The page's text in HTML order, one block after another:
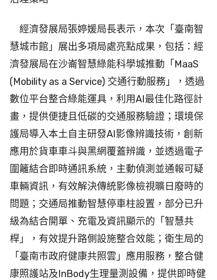
經濟發展局張婷媛局長表示，本次「臺南智
慧城市館」展出多項局處亮點成果，包括：經
濟發展局在沙崙智慧綠能科學城推動「MaaS
(Mobility as a Service) 交通行動服務」，透過
數位平台整合綠能運具，利用AI最佳化路徑計
畫，提供便捷且低碳的交通服務驗證；環境保
護局導入本土自主研發AI影像辨識技術，創新
應用於貨車車斗與黑網覆蓋辨識，並透過電子
圍籬結合即時通訊系統，主動偵測並通報可疑
車輛資訊，有效解決傳統影像檢視曠日廢時的
問題；交通局推動智慧停車柱設置，部分已升
級為結合開單、充電及資訊顯示的「智慧共
桿」，有效提升路側設施整合效能；衛生局的
「臺南市政府健康共照雲」應用服務，整合健
康照護站及InBody生理量測設備，提供即時健